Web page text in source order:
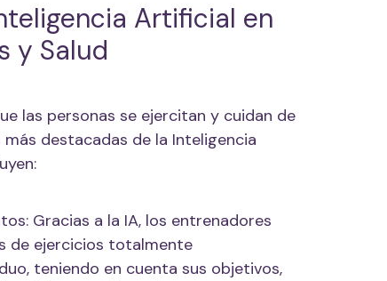
Artificial en
y Salud
las personas se ejercitan y cuidan de
destacadas de la Inteligencia
Gracias a la IA, los entrenadores
de ejercicios totalmente
teniendo en cuenta sus objetivos,